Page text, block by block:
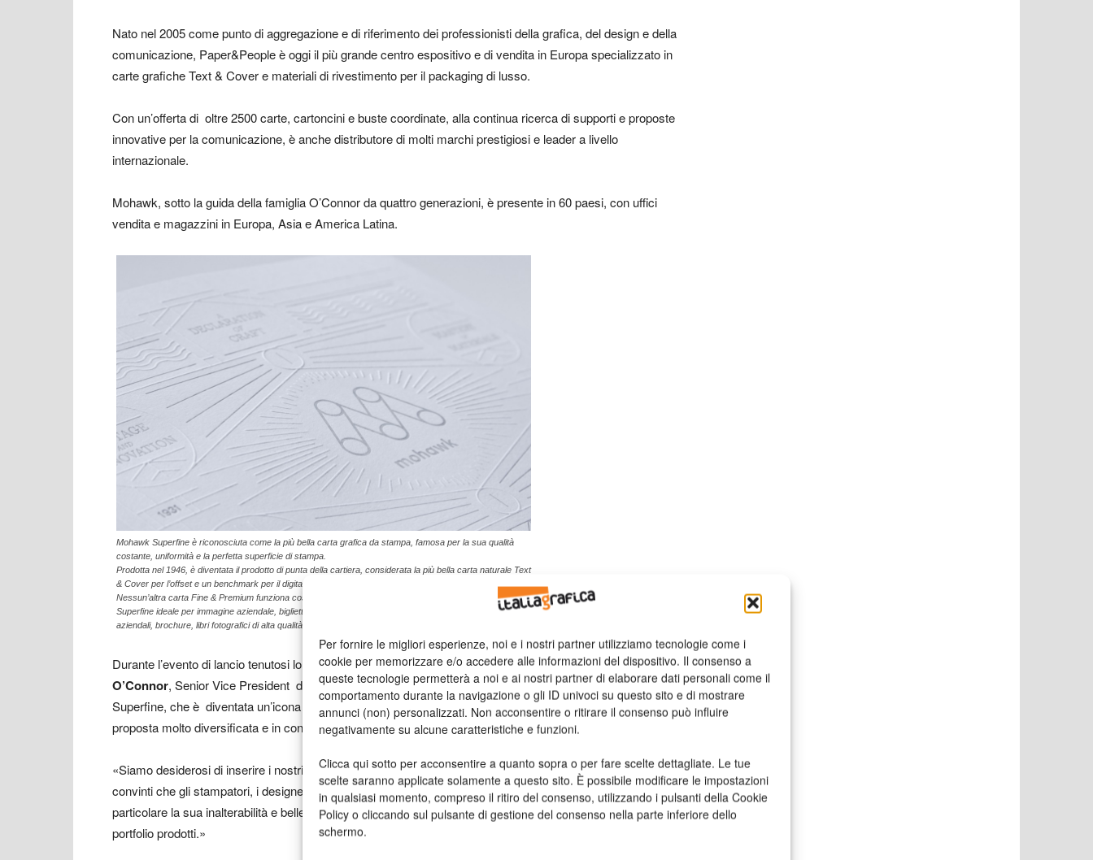
Per fornire le migliori esperienze, noi e i nostri partner utilizziamo tecnologie come i
cookie per memorizzare e/o accedere alle informazioni del dispositivo. Il consenso a
queste tecnologie permetterà a noi e ai nostri partner di elaborare dati personali come il
comportamento durante la navigazione o gli ID univoci su questo sito e di mostrare
annunci (non) personalizzati. Non acconsentire o ritirare il consenso può influire
negativamente su alcune caratteristiche e funzioni.
Clicca qui sotto per acconsentire a quanto sopra o per fare scelte dettagliate. Le tue
scelte saranno applicate solamente a questo sito. È possibile modificare le impostazioni
in qualsiasi momento, compreso il ritiro del consenso, utilizzando i pulsanti della Cookie
Policy o cliccando sul pulsante di gestione del consenso nella parte inferiore dello
schermo.
Nato nel 2005 come punto di aggregazione e di riferimento dei professionisti della grafica, del design e della
comunicazione, Paper&People è oggi il più grande centro espositivo e di vendita in Europa specializzato in
carte grafiche Text & Cover e materiali di rivestimento per il packaging di lusso.
Con un’offerta di oltre 2500 carte, cartoncini e buste coordinate, alla continua ricerca di supporti e proposte
innovative per la comunicazione, è anche distributore di molti marchi prestigiosi e leader a livello
internazionale.
Mohawk, sotto la guida della famiglia O’Connor da quattro generazioni, è presente in 60 paesi, con uffici
vendita e magazzini in Europa, Asia e America Latina.
Mohawk Superfine è riconosciuta come la più bella carta grafica da stampa, famosa per la sua qualità
costante, uniformità e la perfetta superficie di stampa.
Prodotta nel 1946, è diventata il prodotto di punta della cartiera, considerata la più bella carta naturale Text
& Cover per l’offset e un benchmark per il digitale.
Nessun’altra carta Fine & Premium funziona così bene nelle principali stampanti digitali, e questo rende
Superfine ideale per immagine aziendale, biglietti augurali, biglietti da visita, partecipazioni, bilanci
aziendali, brochure, libri fotografici di alta qualità o progetti di prestigio da realizzare in digitale.
Durante l’evento di lancio tenutosi lo scorso 12 novembre, nello showroom di Paper & People,F. Joseph
O’Connor, Senior Vice President delle Vendite Internazionali, ha presentato il prodotto di punta, Mohawk
Superfine, che è diventata un’icona del design, e anche le altre linee di prodotto che comprendono una
proposta molto diversificata e in continua crescita di carte fini e supporti per il digitale.
«Siamo desiderosi di inserire i nostri prodotti nel mercato italiano» afferma Joseph O’Connor «Siamo infatti
convinti che gli stampatori, i designer e le aziende italiane apprezzeranno le caratteristiche di Superfine, in
particolare la sua inalterabilità e bellezza senza tempo e accoglieranno con entusiasmo l’intero nostro
portfolio prodotti.»